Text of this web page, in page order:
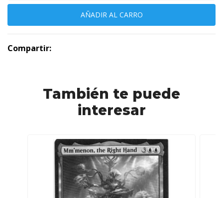
Compartir:
También te puede
interesar